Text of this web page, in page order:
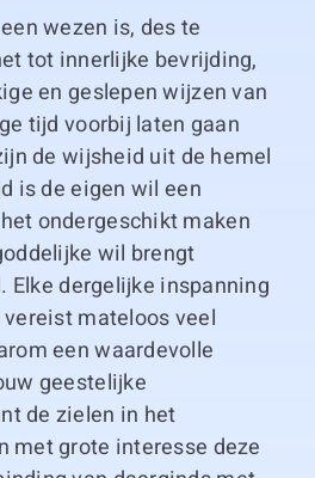
wezen is, des te
tot innerlijke bevrijding,
en geslepen wijzen van
tijd voorbij laten gaan
de wijsheid uit de hemel
is de eigen wil een
ondergeschikt maken
wil brengt
Elke dergelijke inspanning
mateloos veel
een waardevolle
geestelijke
de zielen in het
met grote interesse deze